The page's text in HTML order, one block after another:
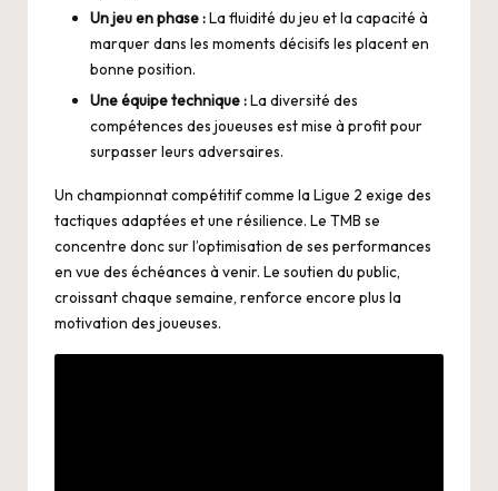
Un jeu en phase :La fluidité du jeu et la capacité à
marquer dans les moments décisifs les placent en
bonne position.
Une équipe technique :La diversité des
compétences des joueuses est mise à profit pour
surpasser leurs adversaires.
Un championnat compétitif comme la Ligue 2 exige des
tactiques adaptées et une résilience. Le TMB se
concentre donc sur l’optimisation de ses performances
en vue des échéances à venir. Le soutien du public,
croissant chaque semaine, renforce encore plus la
motivation des joueuses.